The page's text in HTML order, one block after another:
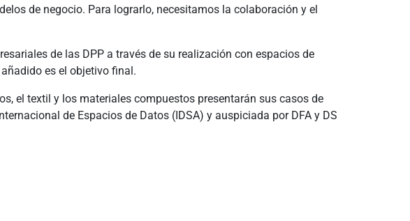
de negocio. Para lograrlo, necesitamos la colaboración y el
de las DPP a través de su realización con espacios de
es el objetivo final.
el textil y los materiales compuestos presentarán sus casos de
de Espacios de Datos (IDSA) y auspiciada por DFA y DS